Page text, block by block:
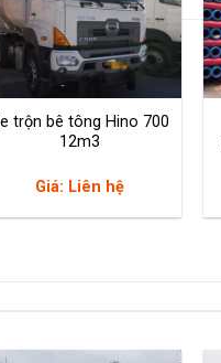
trộn bê tông Hino 700
12m3
Giá: Liên hệ
,Xe bơm bê tông tĩnh